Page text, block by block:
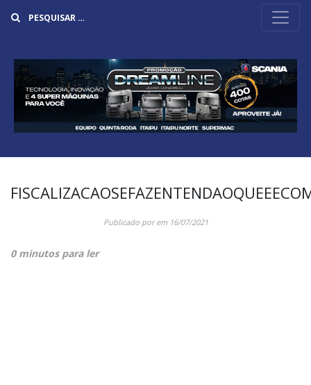
Publicado porem 16/07/2021
0 minutos para ler